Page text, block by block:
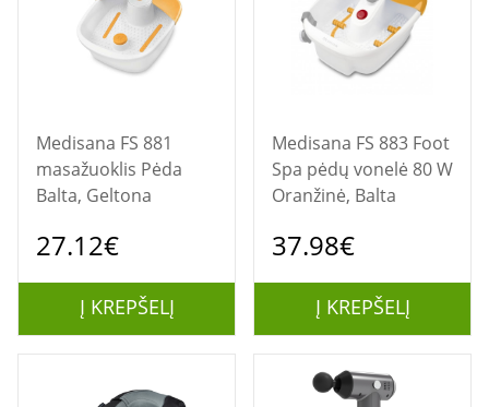
Medisana FS 881
masažuoklis Pėda
Balta, Geltona
27.12€
Į KREPŠELĮ
Medisana FS 883 Foot
Spa pėdų vonelė 80 W
Oranžinė, Balta
37.98€
Į KREPŠELĮ